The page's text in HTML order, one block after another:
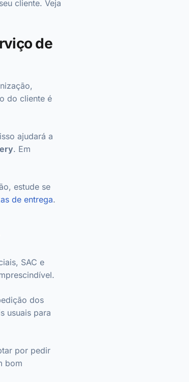
cliente. Veja
de
do cliente é
ajudará a
. Em
estude se
de entrega.
SAC e
dos
usuais para
por pedir
bom